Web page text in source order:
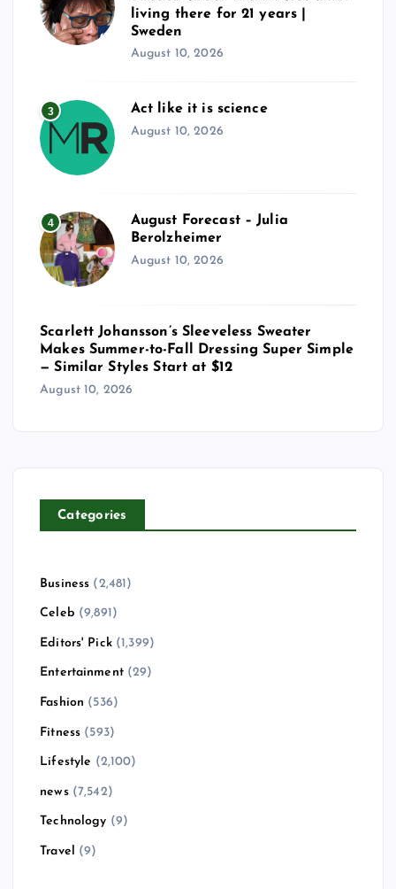
living there for 21 years |
Sweden
August 10, 2026
3 Act like it is science
August 10, 2026
4
August Forecast – Julia
Berolzheimer
August 10, 2026
Scarlett Johansson’s Sleeveless Sweater
Makes Summer-to-Fall Dressing Super Simple
— Similar Styles Start at $12
August 10, 2026
Categories
Business (2,481)
Celeb (9,891)
Editors' Pick(1,399)
Entertainment(29)
Fashion (536)
Fitness (593)
Lifestyle (2,100)
news(7,542)
Technology (9)
Travel (9)